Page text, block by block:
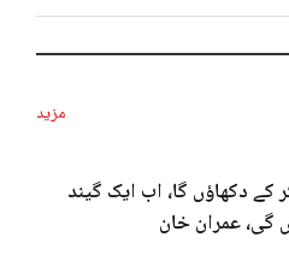
مزید
کے دکھاؤں گا، اب ایک گیند